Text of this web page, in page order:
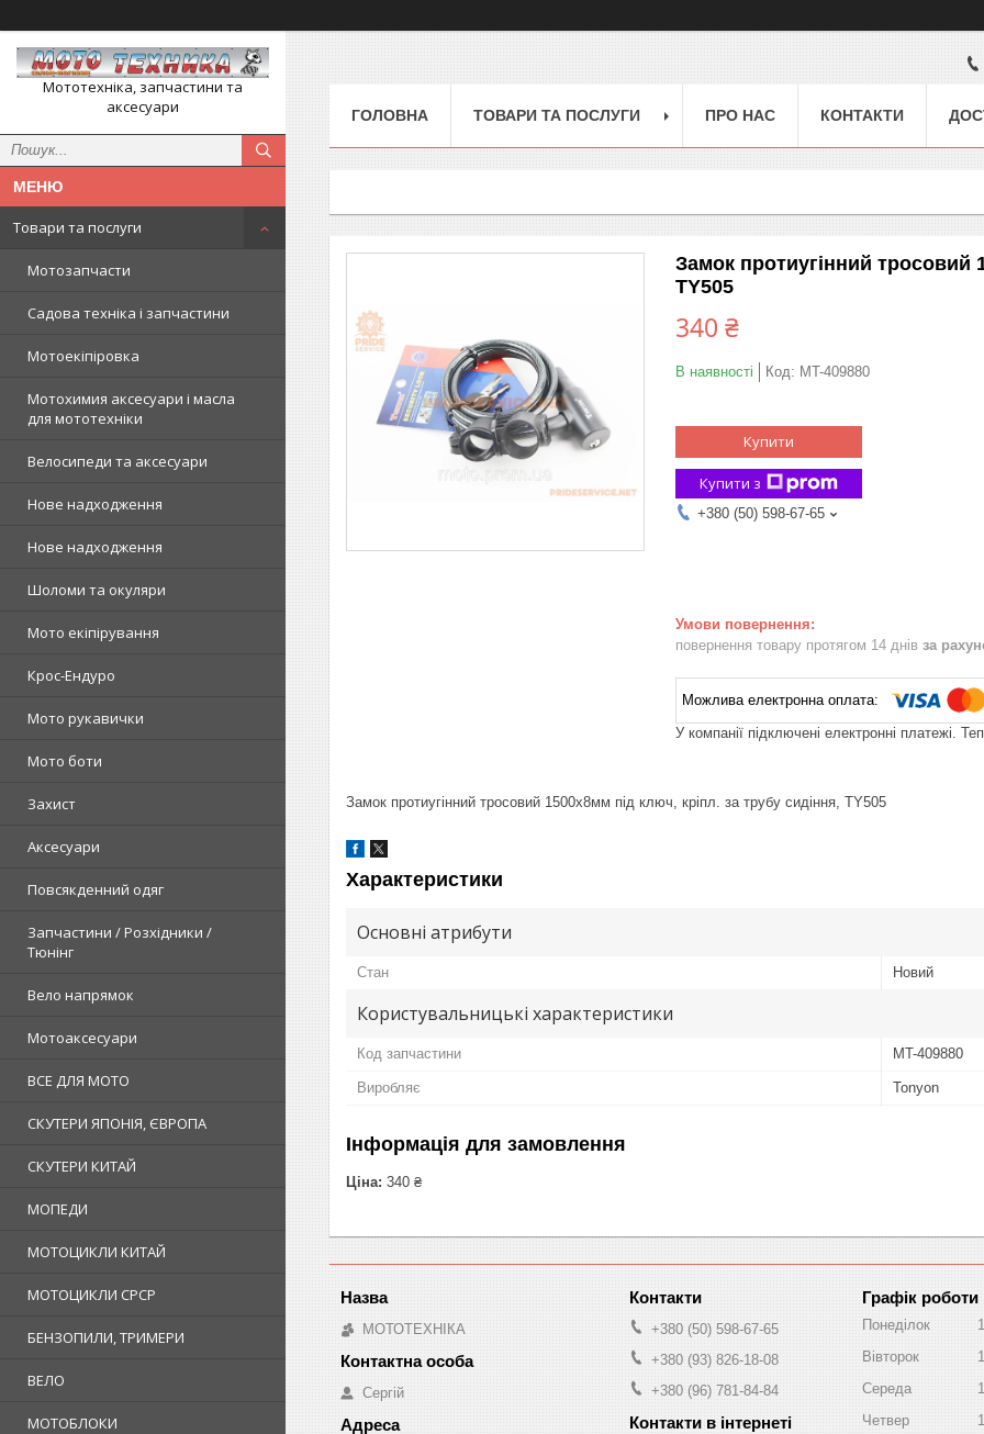
Мототехніка, запчастини та
аксесуари
Товари та послуги
Мотозапчасти
Садова техніка і запчастини
Мотоекіпіровка
Мотохимия аксесуари і масла
для мототехніки
Велосипеди та аксесуари
Нове надходження
Нове надходження
Шоломи та окуляри
Мото екіпірування
Крос-Ендуро
Мото рукавички
Мото боти
Захист
Аксесуари
Повсякденний одяг
Запчастини / Розхідники /
Тюнінг
Вело напрямок
Мотоаксесуари
ВСЕ ДЛЯ МОТО
СКУТЕРИ ЯПОНІЯ, ЄВРОПА
СКУТЕРИ КИТАЙ
МОПЕДИ
МОТОЦИКЛИ КИТАЙ
МОТОЦИКЛИ СРСР
БЕНЗОПИЛИ, ТРИМЕРИ
ВЕЛО
МОТОБЛОКИ
ГОЛОВНА ТОВАРИ ТА ПОСЛУГИ ПРО НАС КОНТАКТИ
Замок протиугінний тросовий
TY505
340 ₴
В наявності Код: MT-409880
Купити
Купити з
+380 (50) 598-67-65
повернення товару протягом 14 днів за
У компанії підключені електронні платежі.
Замок протиугінний тросовий 1500х8мм під ключ, кріпл. за трубу сидіння, TY505
Характеристики
Основні атрибути
Стан Новий
Користувальницькі характеристики
Код запчастини MT-409880
Виробляє Tonyon
Інформація для замовлення
Ціна: 340 ₴
МОТОТЕХНІКА
Сергій
+380 (50) 598-67-65
+380 (93) 826-18-08
+380 (96) 781-84-84
Графік роботи
Понеділок
Вівторок
Середа
Четвер